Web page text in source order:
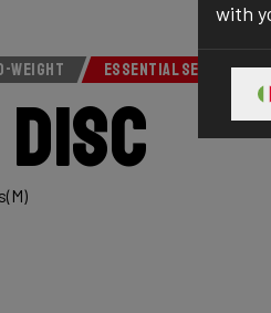
WEIGHT ESSENTIAL SERIES
with